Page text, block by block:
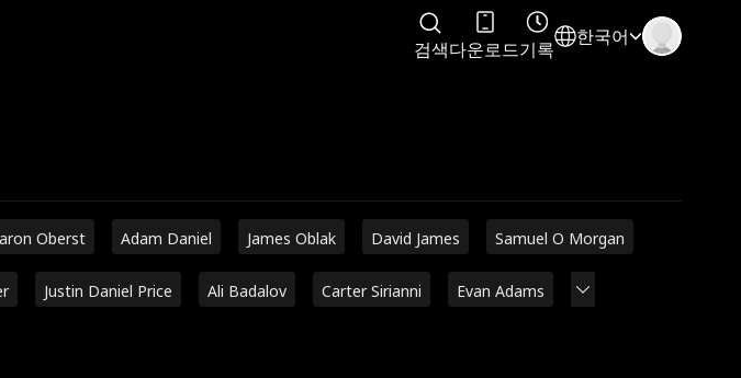
검색다운로드기록
한국어
Oberst Adam Daniel James Oblak David James Samuel O Morgan
Justin Daniel Price Ali Badalov Carter Sirianni Evan Adams